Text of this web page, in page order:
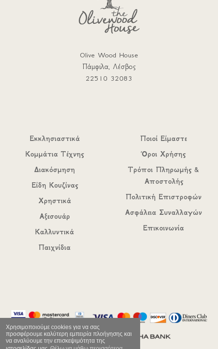
Χρησιμοποιούμε cookies για να σας
προσφέρουμε καλύτερη εμπειρία πλοήγησης και
να αναλύουμε την επισκεψιμότητα της
Olive Wood House
Πάμφιλα, Λέσβος
22510 32083
Εκκλησιαστικά
Κομμάτια Τέχνης
Διακόσμηση
Είδη Κουζίνας
Χρηστικά
Αξεσουάρ
Καλλυντικά
Παιχνίδια
Ποιοί Είμαστε
Όροι Χρήσης
Τρόποι Πληρωμής &
Αποστολής
Πολιτική Επιστροφών
Ασφάλεια Συναλλαγών
Επικοινωνία